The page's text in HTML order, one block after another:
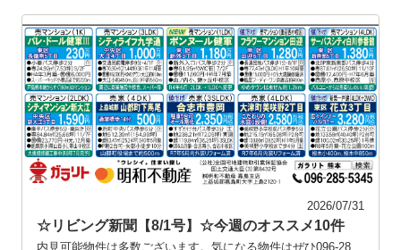
2026/07/31
☆リビング新聞【8/1号】☆今週のオススメ10件
内見可能物件は多数ございます。気になる物件はぜひ096-285-5345までお問い合わせください！！ 掲載中の物件につきまして、タイミングによっては商談中や申込受付終了となっている場合がございます。何卒ご容赦ください。※※仲介業者様はこちらへお問い合わせください→【本社｜住宅事業部 TEL:096-322-1508 FAX:096-322-1577】